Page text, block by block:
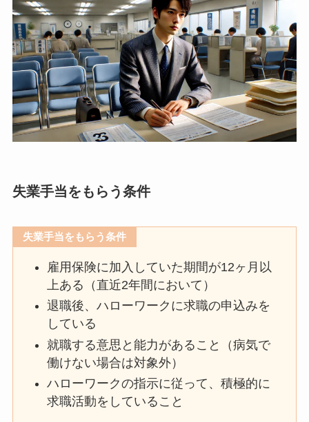
失業手当をもらう条件
失業手当をもらう条件
雇用保険に加入していた期間が12ヶ月以
上ある（直近2年間において）
退職後、ハローワークに求職の申込みを
している
就職する意思と能力があること（病気で
働けない場合は対象外）
ハローワークの指示に従って、積極的に
求職活動をしていること